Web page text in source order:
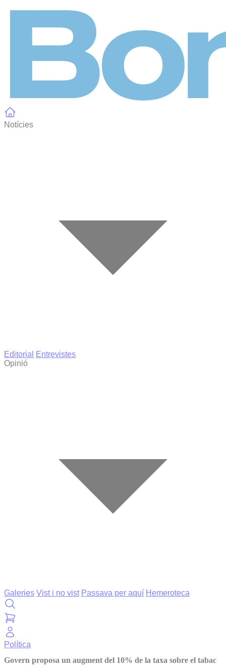
Notícies
Editorial
Entrevistes
Opinió
Galeries Vist i no vist Passava per aquí Hemeroteca
Política
Govern proposa un augment del 10% de la taxa sobre el tabac